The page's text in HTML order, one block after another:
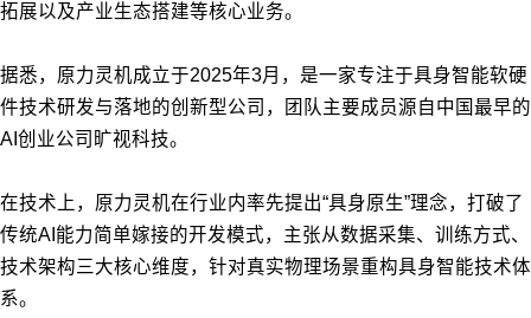
拓展以及产业生态搭建等核心业务。
据悉，原力灵机成立于2025年3月，是一家专注于具身智能软硬
件技术研发与落地的创新型公司，团队主要成员源自中国最早的
AI创业公司旷视科技。
在技术上，原力灵机在行业内率先提出“具身原生”理念，打破了
传统AI能力简单嫁接的开发模式，主张从数据采集、训练方式、
技术架构三大核心维度，针对真实物理场景重构具身智能技术体
系。